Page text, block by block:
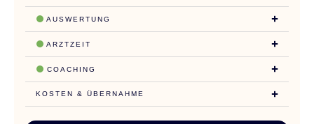
AUSWERTUNG
ARZTZEIT
COACHING
KOSTEN & ÜBERNAHME